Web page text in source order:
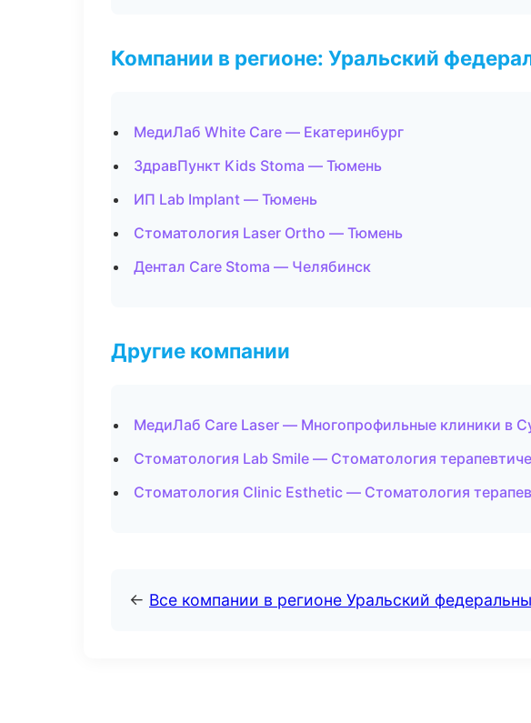
Компании в регионе: Уральский
МедиЛаб White Care — Екатеринбург
ЗдравПункт Kids Stoma — Тюмень
ИП Lab Implant — Тюмень
Стоматология Laser Ortho — Тюмень
Дентал Care Stoma — Челябинск
Другие компании
МедиЛаб Care Laser — Многопрофильные клиники в
Стоматология Lab Smile — Стоматология
Стоматология Clinic Esthetic — Стоматология
← Все компании в регионе Уральский